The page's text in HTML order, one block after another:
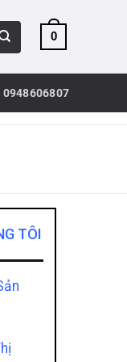
0
0948606807
TÔI